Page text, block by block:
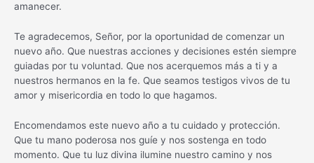
amanecer.
Te agradecemos, Señor, por la oportunidad de comenzar un
nuevo año. Que nuestras acciones y decisiones estén siempre
guiadas por tu voluntad. Que nos acerquemos más a ti y a
nuestros hermanos en la fe. Que seamos testigos vivos de tu
amor y misericordia en todo lo que hagamos.
Encomendamos este nuevo año a tu cuidado y protección.
Que tu mano poderosa nos guíe y nos sostenga en todo
momento. Que tu luz divina ilumine nuestro camino y nos